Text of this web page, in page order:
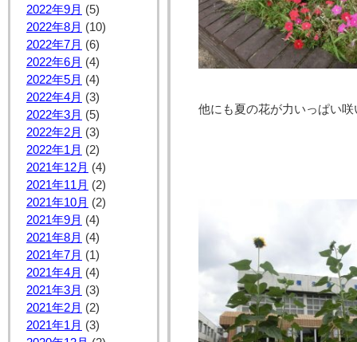
2022年9月 (5)
2022年8月 (10)
2022年7月 (6)
2022年6月 (4)
2022年5月 (4)
2022年4月 (3)
2022年3月 (5)
2022年2月 (3)
2022年1月 (2)
2021年12月 (4)
2021年11月 (2)
2021年10月 (2)
2021年9月 (4)
2021年8月 (4)
2021年7月 (1)
2021年4月 (4)
2021年3月 (3)
2021年2月 (2)
2021年1月 (3)
他にも夏の花が力いっぱい